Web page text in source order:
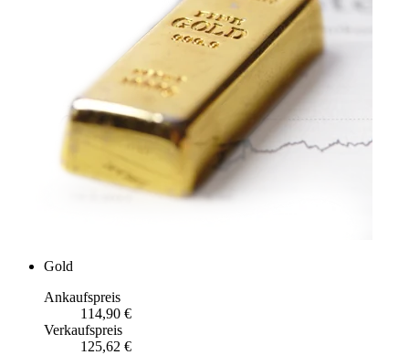
Gold
Ankaufspreis
114,90 €
Verkaufspreis
125,62 €